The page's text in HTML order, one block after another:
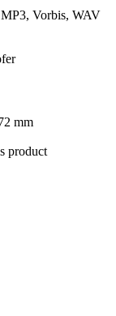
Vorbis, WAV
mm
product